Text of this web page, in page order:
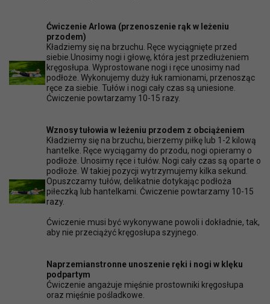
Ćwiczenie Arlowa (przenoszenie rąk w leżeniu
przodem)
Kładziemy się na brzuchu. Ręce wyciągnięte przed
siebie.Unosimy nogi i głowę, która jest przedłużeniem
kręgosłupa. Wyprostowane nogi i ręce unosimy nad
podłoże. Wykonujemy duży łuk ramionami, przenosząc
ręce za siebie. Tułów i nogi cały czas są uniesione.
Ćwiczenie powtarzamy 10-15 razy.
Wznosy tułowia w leżeniu przodem z obciążeniem
Kładziemy się na brzuchu, bierzemy piłkę lub 1-2 kilową
hantelke. Ręce wyciągamy do przodu, nogi opieramy o
podłoże. Unosimy ręce i tułów. Nogi cały czas są oparte o
podłoże. W takiej pozycji wytrzymujemy kilka sekund.
Opuszczamy tułów, delikatnie dotykając podłoża
piłeczką lub hantelkami. Ćwiczenie powtarzamy 10-15
razy.
Ćwiczenie musi być wykonywane powoli i dokładnie, tak,
aby nie przeciążyć kręgosłupa szyjnego.
Naprzemianstronne unoszenie ręki i nogi w klęku
podpartym
Ćwiczenie angażuje mięśnie prostowniki kręgosłupa
oraz mięśnie pośladkowe.